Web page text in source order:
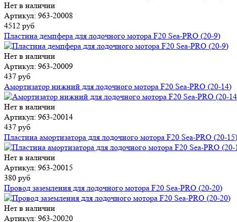
Нет в наличии
Артикул: 963-20008
4512 руб
Пластина демпфера для лодочного мотора F20 Sea-PRO (20-9)
Нет в наличии
Артикул: 963-20009
437 руб
Амортизатор нижний для лодочного мотора F20 Sea-PRO (20-14)
Нет в наличии
Артикул: 963-20014
437 руб
Пластина амортизатора для лодочного мотора F20 Sea-PRO (20-15)
Нет в наличии
Артикул: 963-20015
380 руб
Провод заземления для лодочного мотора F20 Sea-PRO (20-20)
Нет в наличии
Артикул: 963-20020